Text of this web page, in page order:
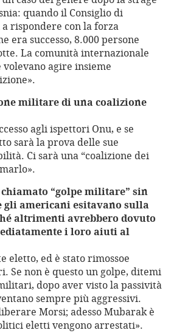
quando il Consiglio di
rispondere con la forza
era successo, 8.000 persone
La comunità internazionale
agire insieme
militare di una coalizione
agli ispettori Onu, e se
sarà la prova delle sue
Ci sarà una “coalizione dei
“golpe militare” sin
gli americani esitavano sulla
altrimenti avrebbero dovuto
i loro aiuti al
eletto, ed è stato rimossoe
Se non è questo un golpe, ditemi
dopo aver visto la passività
sempre più aggressivi.
Morsi; adesso Mubarak è
eletti vengono arrestati».